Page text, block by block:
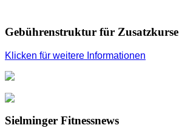
Gebührenstruktur für Zusatzkurse
Klicken für weitere Informationen
Sielminger Fitnessnews